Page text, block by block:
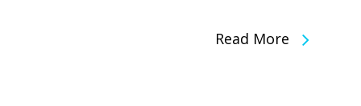
Read More